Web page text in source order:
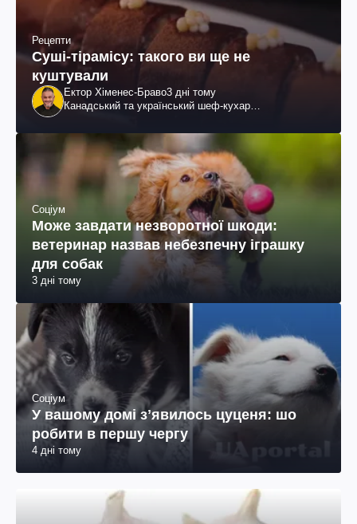
Рецепти
Суші-тірамісу: такого ви ще не
куштували
Ектор Хіменес-Браво3 дні тому
Канадський та український шеф-кухар
Соціум
Може завдати незворотної шкоди:
ветеринар назвав небезпечну іграшку
для собак
3 дні тому
Соціум
У вашому домі зʼявилось цуценя: шо
робити в першу чергу
4 дні тому